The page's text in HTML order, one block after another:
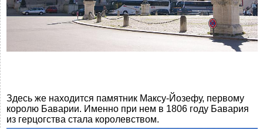
Здесь же находится памятник Максу-Йозефу, первому
королю Баварии. Именно при нем в 1806 году Бавария
из герцогства стала королевством.